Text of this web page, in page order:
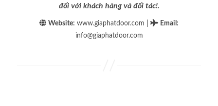
đối với khách hàng và đối tác!.
Website: www.giaphatdoor.com Email :
info@giaphatdoor.com